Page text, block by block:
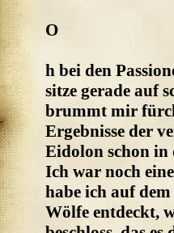
O
h bei den
sitze gerade auf
brummt mir
Ergebnisse der
Eidolon schon in
Ich war noch
habe ich auf
Wölfe entdeckt,